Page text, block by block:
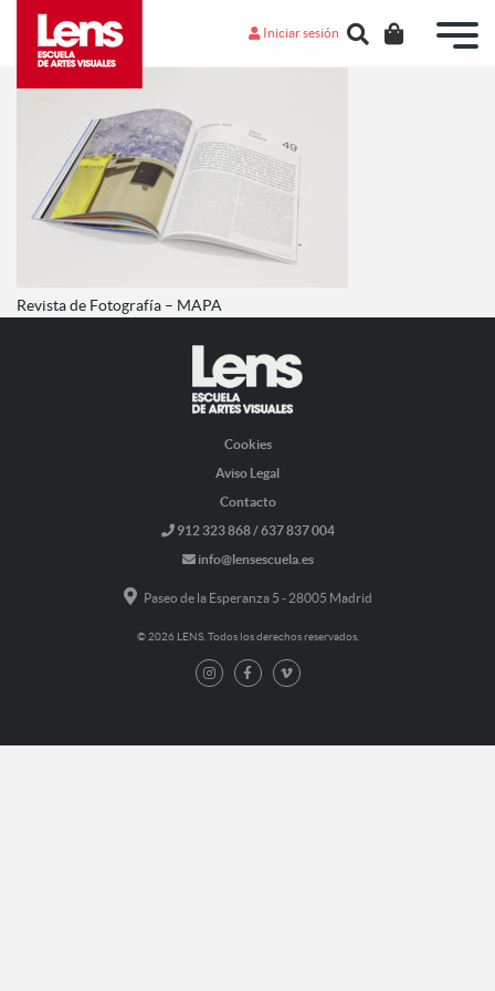
Iniciar sesión
Revista de Fotografía – MAPA
Cookies
Aviso Legal
Contacto
912 323 868 / 637 837 004
info@lensescuela.es
Paseo de la Esperanza 5 - 28005 Madrid
© 2026 LENS. Todos los derechos reservados.